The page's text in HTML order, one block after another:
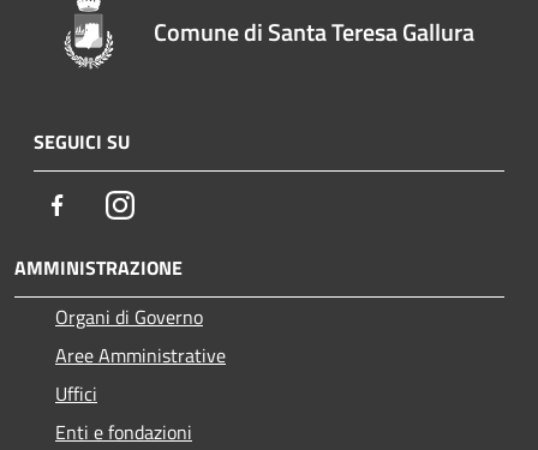
Comune di Santa Teresa Gallura
SEGUICI SU
FacebookInstagram
AMMINISTRAZIONE
Organi di Governo
Aree Amministrative
Uffici
Enti e fondazioni